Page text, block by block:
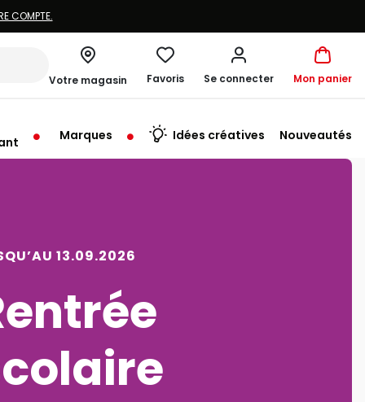
Votre magasin
à 19:30
Favoris Se connecter Mon panier
Marques Idées créatives Nouveautés
09.08.2026